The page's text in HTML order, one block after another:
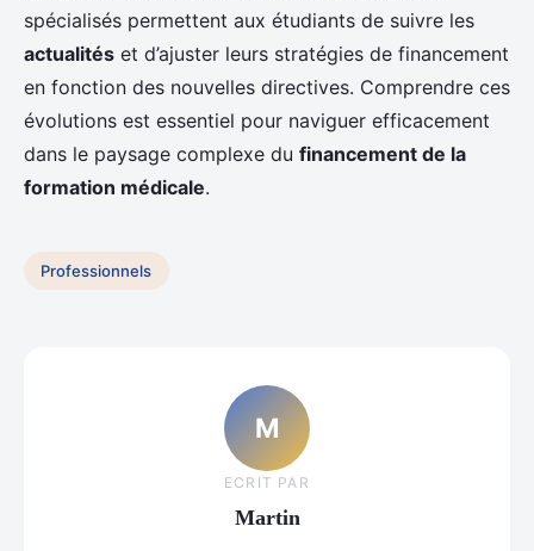
spécialisés permettent aux étudiants de suivre les
actualités et d’ajuster leurs stratégies de financement
en fonction des nouvelles directives. Comprendre ces
évolutions est essentiel pour naviguer efficacement
dans le paysage complexe du financement de la
formation médicale.
Professionnels
M
ECRIT PAR
Martin